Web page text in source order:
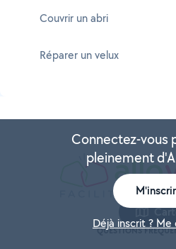
Couvrir un abri
Réparer un velux
QUESTIONS
Connectez-vous
pleinement
Déjà inscrit ?